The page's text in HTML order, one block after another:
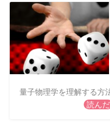
量子物理学を理解する方
読んだ